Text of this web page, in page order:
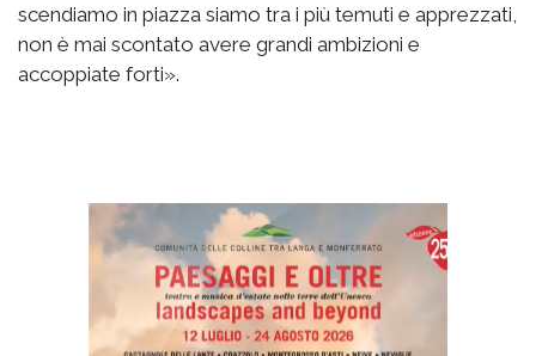
scendiamo in piazza siamo tra i più temuti e apprezzati,
non è mai scontato avere grandi ambizioni e
accoppiate forti».